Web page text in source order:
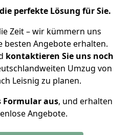
perfekte Lösung für Sie.
Zeit – wir kümmern uns
besten Angebote erhalten.
kontaktieren Sie uns noch
Umzug von
Leisnig zu planen.
Formular aus, und erhalten
Angebote.